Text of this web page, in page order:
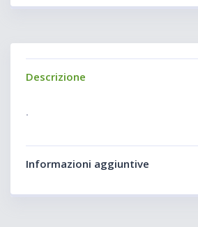
Descrizione
.
Informazioni aggiuntive